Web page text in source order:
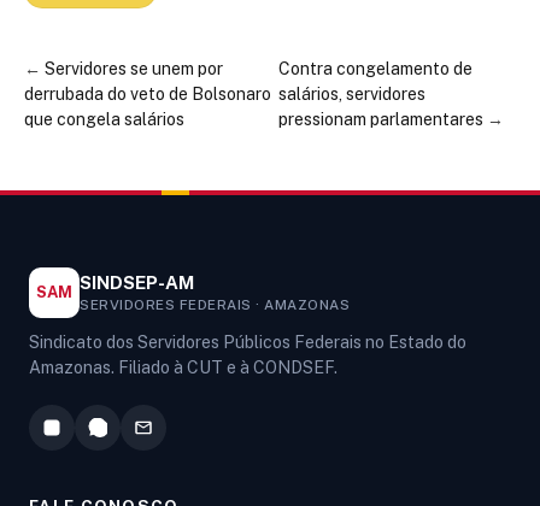
← Servidores se unem por
derrubada do veto de Bolsonaro
que congela salários
Contra congelamento de
salários, servidores
pressionam parlamentares →
SAM SINDSEP-AM
SERVIDORES FEDERAIS · AMAZONAS
Sindicato dos Servidores Públicos Federais no Estado do
Amazonas. Filiado à CUT e à CONDSEF.